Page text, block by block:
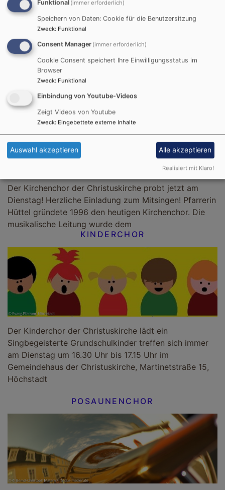
Die Schuke-Orgel Im Dezember 1998 erhielt die
Christuskirche auf der Empore eine neue Schleifladen-
Orgel der Berliner Orgelbaufirma Karl Schuke, welche
die alte einmanualige Walcker-Orgel aus dem Jahr
KIRCHENCHOR
Der Kirchenchor der Christuskirche probt jetzt am
Dienstag! Herzliche Einladung zum Mitsingen! Pfarrerin
Hüttel gründete 1996 den heutigen Kirchenchor. Die
musikalische Leitung wurde dem
KINDERCHOR
Der Kinderchor der Christuskirche lädt ein
Singbegeisterte Grundschulkinder treffen sich immer
am Dienstag um 16.30 Uhr bis 17.15 Uhr im
Gemeindehaus der Christuskirche, Martinetstraße 15,
Höchstadt
POSAUNENCHOR
Funktional (immer erforderlich)
Speichern von Daten: Cookie für die Benutzersitzung
Zweck: Funktional
Consent Manager (immer erforderlich)
Cookie Consent speichert Ihre Einwilligungsstatus im
Browser
Zweck: Funktional
Einbindung von Youtube-Videos
Zeigt Videos von Youtube
Zweck: Eingebettete externe Inhalte
Auswahl akzeptieren Alle akzeptieren
Realisiert mit Klaro!